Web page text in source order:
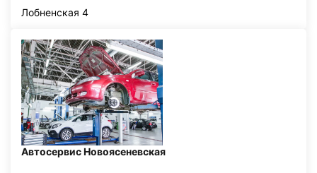
Лобненская 4
Автосервис Новоясеневская